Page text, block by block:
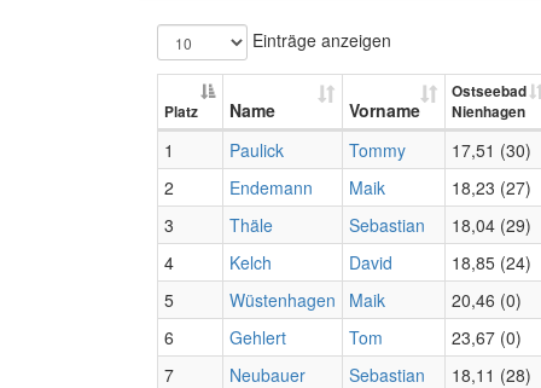
Einträge anzeigen
Platz Name Vorname
Ostseebad
Nienhagen
1 Paulick Tommy
17,51 (30)
2
Endemann Maik
18,23 (27)
3
Thäle Sebastian
18,04 (29)
4
Kelch David
18,85 (24)
5
Wüstenhagen Maik
20,46 (0)
6
Gehlert Tom
23,67 (0)
7
Neubauer Sebastian
18,11 (28)